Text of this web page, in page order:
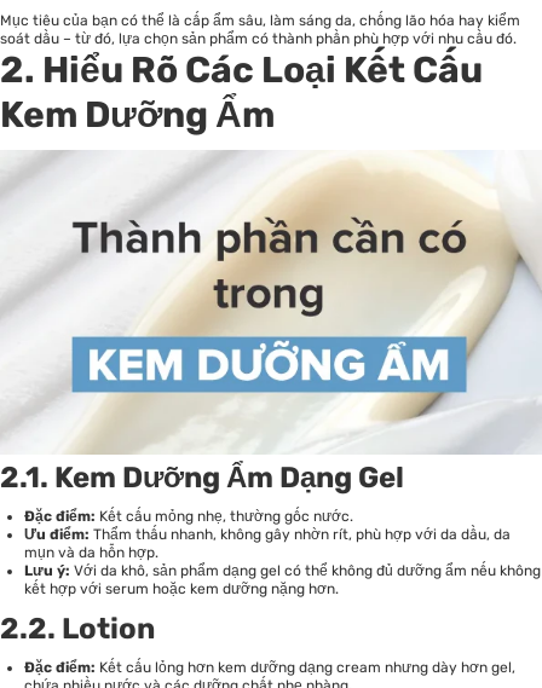
Mục tiêu của bạn có thể là cấp ẩm sâu, làm sáng da, chống lão hóa hay kiểm
soát dầu – từ đó, lựa chọn sản phẩm có thành phần phù hợp với nhu cầu đó.
2. Hiểu Rõ Các Loại Kết Cấu
Kem Dưỡng Ẩm
2.1. Kem Dưỡng Ẩm Dạng Gel
Đặc điểm: Kết cấu mỏng nhẹ, thường gốc nước.
Ưu điểm: Thẩm thấu nhanh, không gây nhờn rít, phù hợp với da dầu, da
mụn và da hỗn hợp.
Lưu ý: Với da khô, sản phẩm dạng gel có thể không đủ dưỡng ẩm nếu không
kết hợp với serum hoặc kem dưỡng nặng hơn.
2.2. Lotion
Đặc điểm: Kết cấu lỏng hơn kem dưỡng dạng cream nhưng dày hơn gel,